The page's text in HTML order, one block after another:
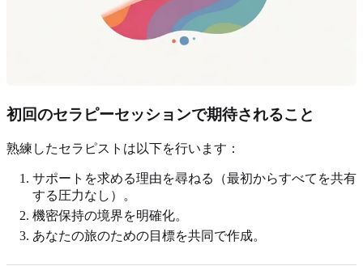
初回のセラピーセッションで期待されること
熟練したセラピストは以下を行います：
サポートを求める理由を尋ねる（最初からすべてを共有
する圧力なし）。
機密保持の境界を明確化。
あなたの旅のための目標を共同で作成。